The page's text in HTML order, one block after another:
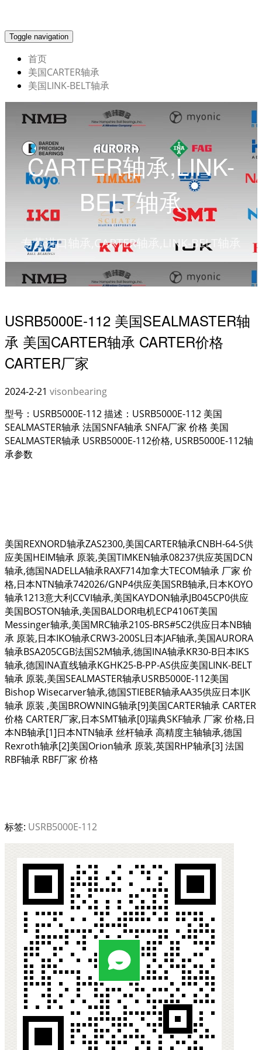
Toggle navigation
首页
美国CARTER轴承
美国LINK-BELT轴承
CARTER轴承,LINK-
BELT轴承
专营进口轴承,CARTER轴承,LINK-BELT轴承
USRB5000E-112 美国SEALMASTER轴
承 美国CARTER轴承 CARTER价格
CARTER厂家
2024-2-21 visonbearing
型号：USRB5000E-112 描述：USRB5000E-112 美国
SEALMASTER轴承 法国SNFA轴承 SNFA厂家 价格 美国
SEALMASTER轴承 USRB5000E-112价格, USRB5000E-112轴
承参数
美国REXNORD轴承ZAS2300,美国CARTER轴承CNBH-64-S供
应美国HEIM轴承 原装,美国TIMKEN轴承08237供应英国DCN
轴承,德国NADELLA轴承RAXF714加拿大TECOM轴承 厂家 价
格,日本NTN轴承742026/GNP4供应美国SRB轴承,日本KOYO
轴承1213意大利CCVI轴承,美国KAYDON轴承JB045CP0供应
美国BOSTON轴承,美国BALDOR电机ECP4106T美国
Messinger轴承,美国MRC轴承210S-BRS#5C2供应日本NB轴
承 原装,日本IKO轴承CRW3-200SL日本JAF轴承,美国AURORA
轴承BSA205CGB法国S2M轴承,德国INA轴承KR30-B日本IKS
轴承,德国INA直线轴承KGHK25-B-PP-AS供应美国LINK-BELT
轴承 原装,美国SEALMASTER轴承USRB5000E-112美国
Bishop Wisecarver轴承,德国STIEBER轴承AA35供应日本IJK
轴承 原装 ,美国BROWNING轴承[9]美国CARTER轴承 CARTER
价格 CARTER厂家,日本SMT轴承[0]瑞典SKF轴承 厂家 价格,日
本NB轴承[1]日本NTN轴承 丝杆轴承 高精度主轴轴承,德国
Rexroth轴承[2]美国Orion轴承 原装,英国RHP轴承[3] 法国
RBF轴承 RBF厂家 价格
标签: USRB5000E-112